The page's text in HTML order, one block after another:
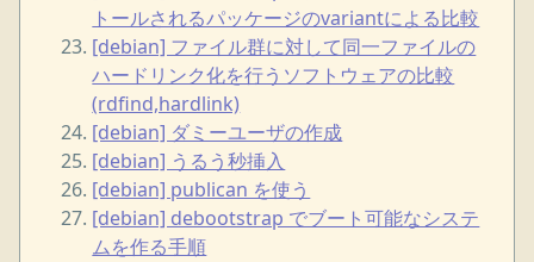
トールされるパッケージのvariantによる比較
[debian] ファイル群に対して同一ファイルの
ハードリンク化を行うソフトウェアの比較
(rdfind,hardlink)
[debian] ダミーユーザの作成
[debian] うるう秒挿入
[debian] publican を使う
[debian] debootstrap でブート可能なシステ
ムを作る手順